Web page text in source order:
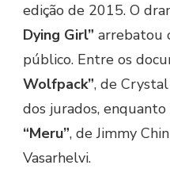
edição de 2015. O
Dying Girl” arrebatou
público. Entre os
Wolfpack”, de
dos jurados,
“Meru”, de Jimmy
Vasarhelvi.